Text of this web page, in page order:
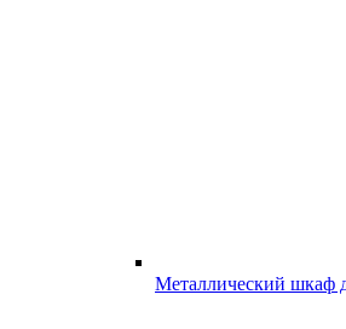
Металлический шкаф